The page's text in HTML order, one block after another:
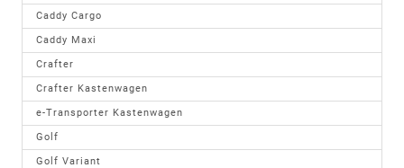
Caddy Cargo
Caddy Maxi
Crafter
Crafter Kastenwagen
e-Transporter Kastenwagen
Golf
Golf Variant